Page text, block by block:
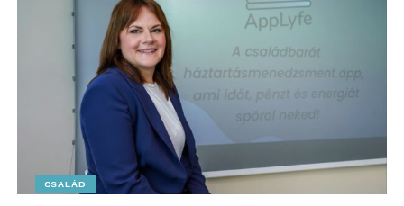
CSALÁD